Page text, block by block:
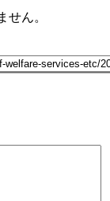
せん。